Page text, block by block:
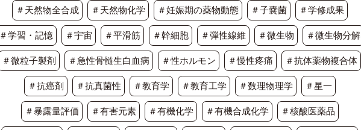
＃天然物全合成 ＃天然物化学 ＃妊娠期の薬物動態 ＃子嚢菌 ＃学修成果
＃学習・記憶 ＃宇宙 ＃平滑筋 ＃幹細胞 ＃弾性線維 ＃微生物 ＃微生物分解
＃微粒子製剤 ＃急性骨髄生白血病 ＃性ホルモン ＃慢性疼痛 ＃抗体薬物複合体
＃抗癌剤 ＃抗真菌性 ＃教育学 ＃教育工学 ＃数理物理学 ＃星一
＃暴露量評価 ＃有害元素 ＃有機化学 ＃有機合成化学 ＃核酸医薬品